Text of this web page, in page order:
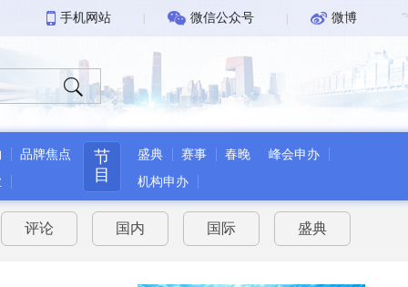
手机网站 微信公众号 微博
证件查询
品牌焦点
节
目
盛典 赛事 春晚
峰会申办
机构申办
评论 国内 国际 盛典